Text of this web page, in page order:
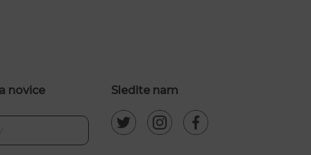
novice Sledite nam